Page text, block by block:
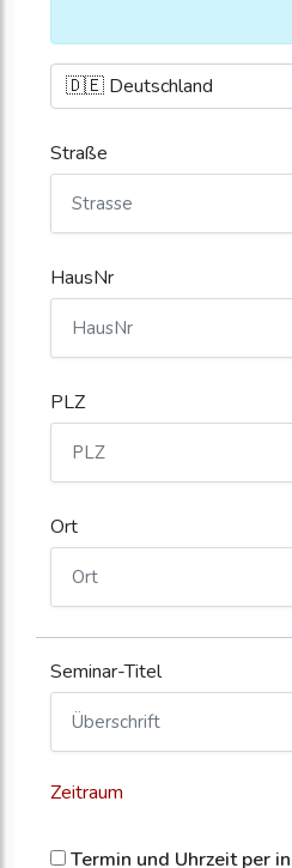
Straße
HausNr
PLZ
Ort
Seminar-Titel
Zeitraum
Termin und Uhrzeit per